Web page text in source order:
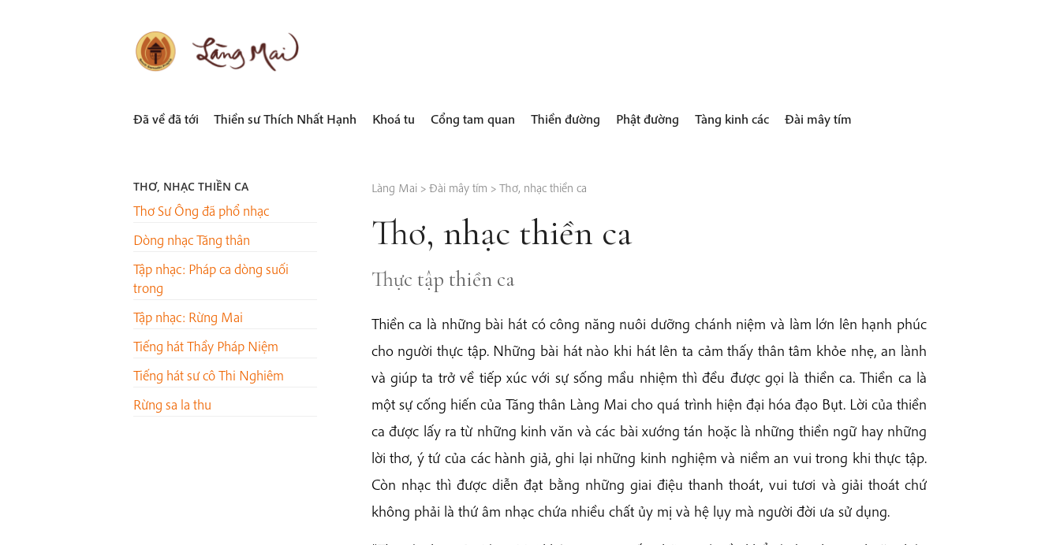
LÀNG MAI
Đã về đã tới Thiền sư Thích Nhất Hạnh Khoá tu Cổng tam quan Thiền đường Phật đường Tàng kinh các Đài mây tím
THƠ, NHẠC THIỀN CA
Thơ Sư Ông đã phổ nhạc
Dòng nhạc Tăng thân
Tập nhạc: Pháp ca dòng suối
trong
Tập nhạc: Rừng Mai
Tiếng hát Thầy Pháp Niệm
Tiếng hát sư cô Thi Nghiêm
Rừng sa la thu
Làng Mai> Đài mây tím > Thơ, nhạc thiền ca
Thơ, nhạc thiền ca
Thực tập thiền ca
Thiền ca là những bài hát có công năng nuôi dưỡng chánh niệm và làm lớn lên hạnh phúc
cho người thực tập. Những bài hát nào khi hát lên ta cảm thấy thân tâm khỏe nhẹ, an lành
và giúp ta trở về tiếp xúc với sự sống mầu nhiệm thì đều được gọi là thiền ca. Thiền ca là
một sự cống hiến của Tăng thân Làng Mai cho quá trình hiện đại hóa đạo Bụt. Lời của thiền
ca được lấy ra từ những kinh văn và các bài xướng tán hoặc là những thiền ngữ hay những
lời thơ, ý tứ của các hành giả, ghi lại những kinh nghiệm và niềm an vui trong khi thực tập.
Còn nhạc thì được diễn đạt bằng những giai điệu thanh thoát, vui tươi và giải thoát chứ
không phải là thứ âm nhạc chứa nhiều chất ủy mị và hệ lụy mà người đời ưa sử dụng.